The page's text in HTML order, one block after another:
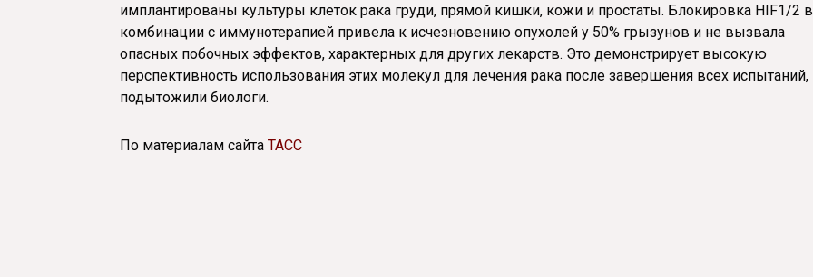
имплантированы культуры клеток рака груди, прямой кишки, кожи и простаты. Блокировка HIF1/2 в
комбинации с иммунотерапией привела к исчезновению опухолей у 50% грызунов и не вызвала
опасных побочных эффектов, характерных для других лекарств. Это демонстрирует высокую
перспективность использования этих молекул для лечения рака после завершения всех испытаний,
подытожили биологи.
По материалам сайта ТАСС